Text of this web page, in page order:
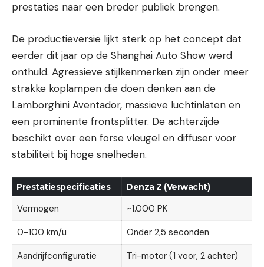
prestaties naar een breder publiek brengen.
De productieversie lijkt sterk op het concept dat
eerder dit jaar op de Shanghai Auto Show werd
onthuld. Agressieve stijlkenmerken zijn onder meer
strakke koplampen die doen denken aan de
Lamborghini Aventador, massieve luchtinlaten en
een prominente frontsplitter. De achterzijde
beschikt over een forse vleugel en diffuser voor
stabiliteit bij hoge snelheden.
Prestatiespecificaties Denza Z (Verwacht)
Vermogen
~1.000 PK
0-100 km/u
Onder 2,5 seconden
Aandrijfconfiguratie
Tri-motor (1 voor, 2 achter)